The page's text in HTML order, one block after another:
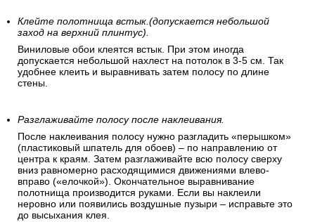
Клейте полотнища встык.(допускается небольшой
заход на верхний плинтус).
Виниловые обои клеятся встык. При этом иногда
допускается небольшой нахлест на потолок в 3-5 см. Так
удобнее клеить и выравнивать затем полосу по длине
стены.
Разглаживайте полосу после наклеивания.
После наклеивания полосу нужно разгладить «перышком»
(пластиковый шпатель для обоев) – по направлению от
центра к краям. Затем разглаживайте всю полосу сверху
вниз равномерно расходящимися движениями влево-
вправо («елочкой»). Окончательное выравнивание
полотнища производится руками. Если вы наклеили
неровно или появились воздушные пузыри – исправьте это
до высыхания клея.